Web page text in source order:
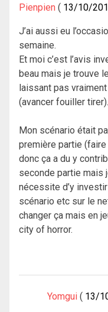
Pienpien 13/10/
J’ai aussi eu
semaine.
Et moi c’est l’avis
beau mais je trouve
laissant pas
(avancer fouiller tirer).
Mon scénario était
première partie (faire
donc ça a du y
seconde partie mais
nécessite d’y
scénario etc sur le
changer ça mais en
city of horror.
Yomgui 13/